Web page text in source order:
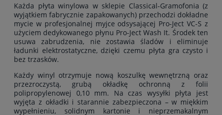
Każda płyta winylowa w sklepie Classical-Gramofonia (z
wyjątkiem fabrycznie zapakowanych) przechodzi dokładne
mycie w profesjonalnej myjce odsysającej Pro-Ject VC-S z
użyciem dedykowanego płynu Pro-Ject Wash It. Środek ten
usuwa zabrudzenia, nie zostawia śladów i eliminuje
ładunki elektrostatyczne, dzięki czemu płyta gra czysto i
bez trzasków.
Każdy winyl otrzymuje nową koszulkę wewnętrzną oraz
przezroczystą, grubą okładkę ochronną z folii
polipropylenowej 0,10 mm. Na czas wysyłki płyta jest
wyjęta z okładki i starannie zabezpieczona – w miękkim
wypełnieniu, solidnym kartonie i nieprzemakalnym